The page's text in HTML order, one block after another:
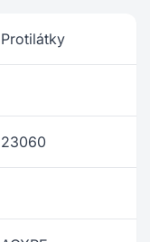
Protilátky
23060